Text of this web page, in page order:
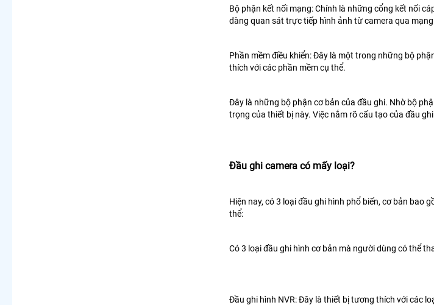
Bộ phận kết nối mạng: Chính là những cổng kết nối
dàng quan sát trực tiếp hình ảnh từ camera qua
Phần mềm điều khiển: Đây là một trong những bộ
thích với các phần mềm cụ thể.
Đây là những bộ phận cơ bản của đầu ghi. Nhờ bộ
trọng của thiết bị này. Việc nắm rõ cấu tạo của đầu
Đầu ghi camera có mấy loại?
Hiện nay, có 3 loại đầu ghi hình phổ biến, cơ bản bao
thể:
Có 3 loại đầu ghi hình cơ bản mà người dùng có thể
Đầu ghi hình NVR: Đây là thiết bị tương thích với các